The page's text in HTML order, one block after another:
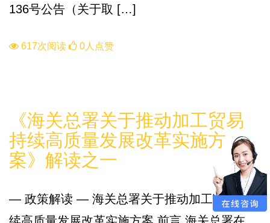
136号公告（关于取 […]
617次阅读 0人点赞
《海关总署关于推动加工贸易
持续高质量发展改革实施方
案》解读之一
— 政策解读 — 海关总署关于推动加工贸易 持